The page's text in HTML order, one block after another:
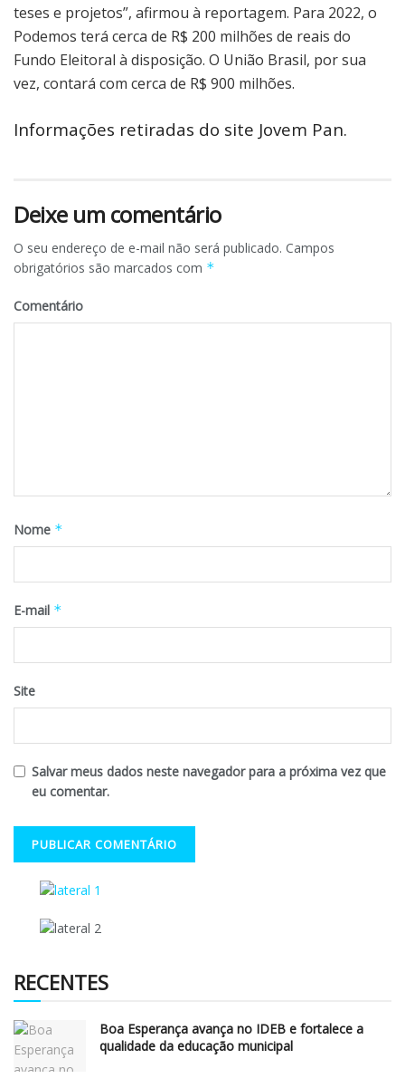
teses e projetos”, afirmou à reportagem. Para 2022, o
Podemos terá cerca de R$ 200 milhões de reais do
Fundo Eleitoral à disposição. O União Brasil, por sua
vez, contará com cerca de R$ 900 milhões.
Informações retiradas do site Jovem Pan.
Deixe um comentário
O seu endereço de e-mail não será publicado. Campos
obrigatórios são marcados com *
Comentário
Nome *
E-mail *
Site
Salvar meus dados neste navegador para a próxima vez que
eu comentar.
RECENTES
Boa Esperança avança no IDEB e fortalece a
qualidade da educação municipal